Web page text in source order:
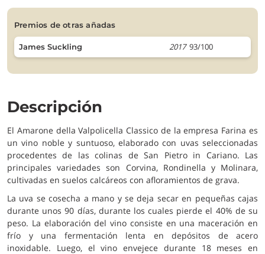
premios de otras añadas
James Suckling 2017 93/100
Descripción
El Amarone della Valpolicella Classico de la empresa Farina es
un vino noble y suntuoso, elaborado con uvas seleccionadas
procedentes de las colinas de San Pietro in Cariano. Las
principales variedades son Corvina, Rondinella y Molinara,
cultivadas en suelos calcáreos con afloramientos de grava.
La uva se cosecha a mano y se deja secar en pequeñas cajas
durante unos 90 días, durante los cuales pierde el 40% de su
peso. La elaboración del vino consiste en una maceración en
frío y una fermentación lenta en depósitos de acero
inoxidable. Luego, el vino envejece durante 18 meses en